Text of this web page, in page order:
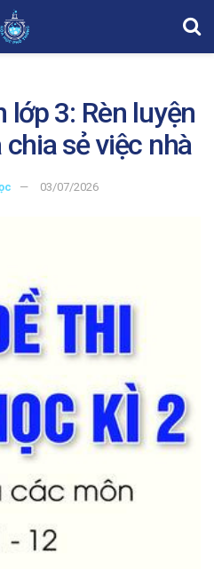
lớp 3: Rèn luyện
sẻ việc nhà
03/07/2026